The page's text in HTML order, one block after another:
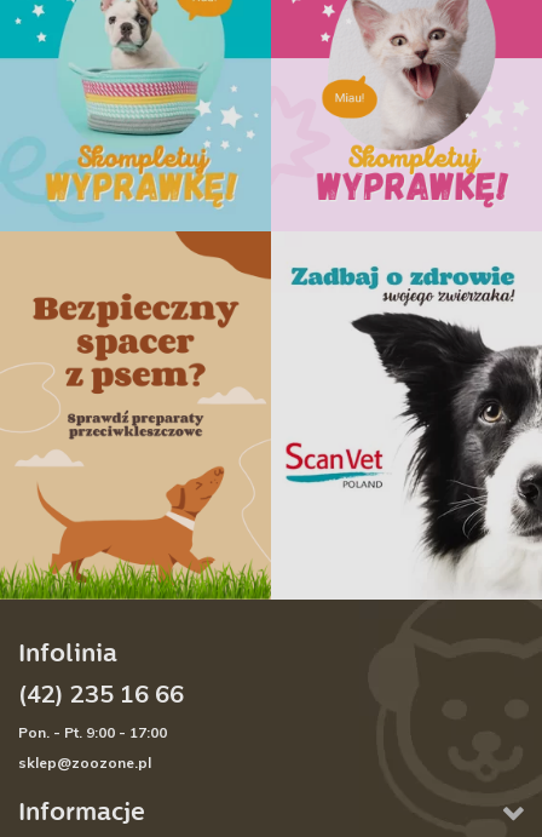
Informacje
Infolinia
(42) 235 16 66
Pon. - Pt. 9:00 - 17:00
sklep@zoozone.pl